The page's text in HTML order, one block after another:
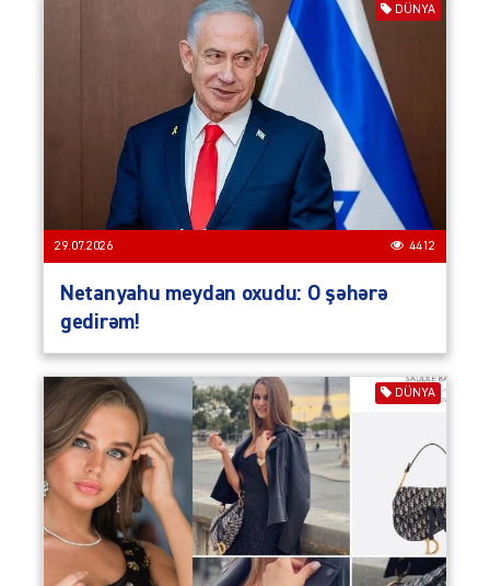
DÜNYA
29.07.2026 4412
Netanyahu meydan oxudu: O şəhərə
gedirəm!
DÜNYA